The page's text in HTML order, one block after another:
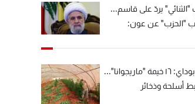
"الثنائي" يردّ على قاسم...
"الحزب" عن عون:
في بوداي: ١٦ خيمة "ماريجوانا"...
أسلحة وذخائر